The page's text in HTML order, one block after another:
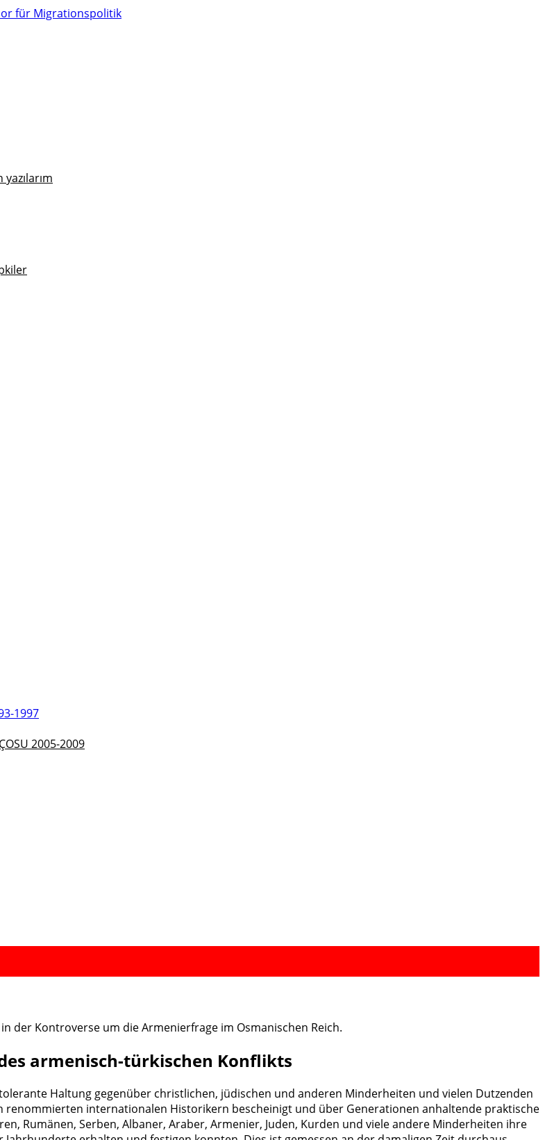
1997
2005-2009
Kontroverse um die Armenierfrage im Osmanischen Reich.
armenisch-türkischen Konflikts
Haltung gegenüber christlichen, jüdischen und anderen Minderheiten und vielen Dutzenden
renommierten internationalen Historikern bescheinigt und über Generationen anhaltende praktische
Rumänen, Serben, Albaner, Araber, Armenier, Juden, Kurden und viele andere Minderheiten ihre